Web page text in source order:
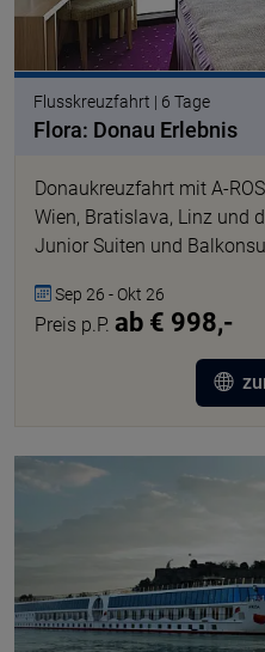
Flusskreuzfahrt | 6 Tage
Flora: Donau Erlebnis
Donaukreuzfahrt mit A-
Wien, Bratislava, Linz und
Junior Suiten und
Sep 26 - Okt 26
Preis p.P. ab € 998,-